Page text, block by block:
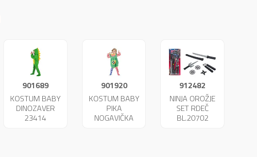
901689
KOSTUM BABY
DINOZAVER
23414
901920
KOSTUM BABY
PIKA
NOGAVIČKA
912482
NINJA OROŽJE
SET RDEČ
BL.20702